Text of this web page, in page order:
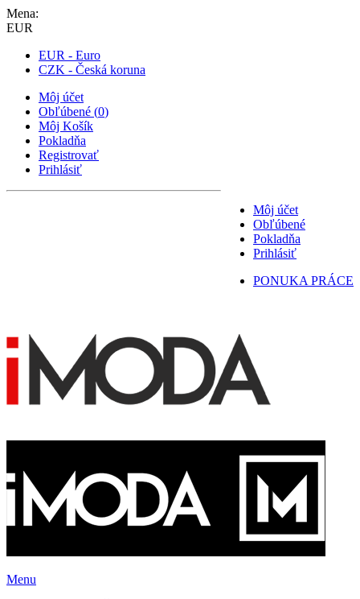
Mena:
EUR
EUR - Euro
CZK - Česká koruna
Môj účet
Obľúbené (0)
Môj Košík
Pokladňa
Registrovať
Prihlásiť
Môj účet
Obľúbené
Pokladňa
Prihlásiť
PONUKA PRÁCE
Menu